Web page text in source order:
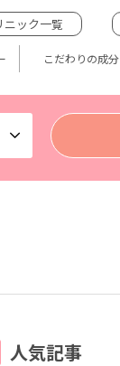
ニック一覧
こだわりの成分
人気記事